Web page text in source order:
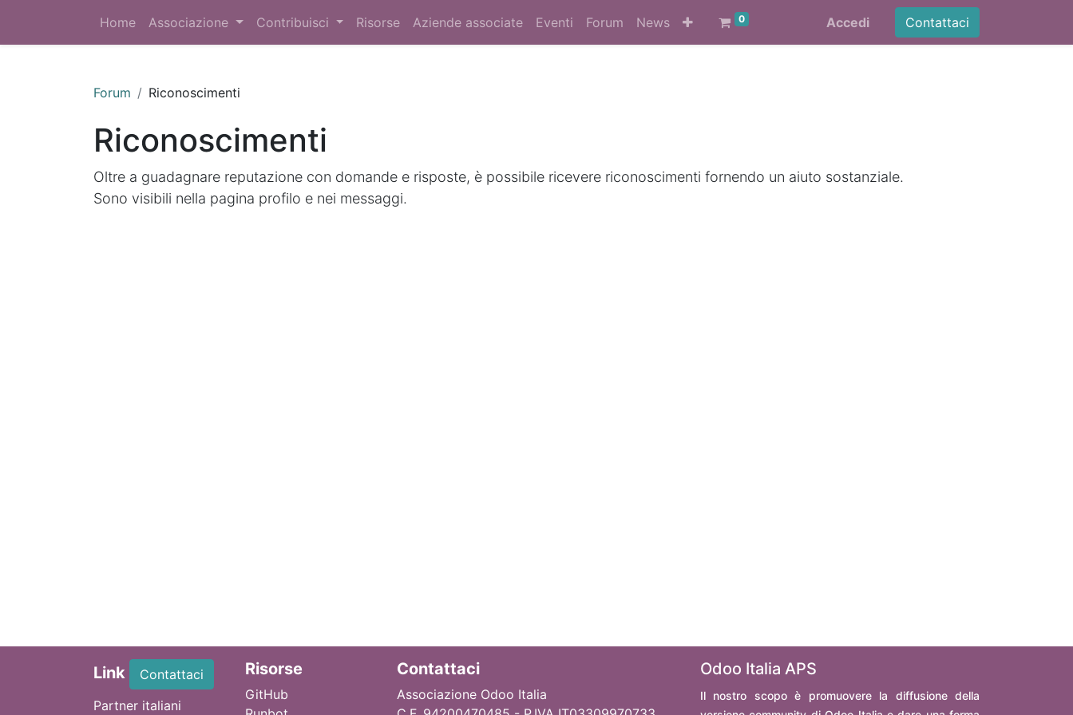
Home Associazione Contribuisci Risorse Aziende associate Eventi Forum News 0 Accedi Contattaci
Forum Riconoscimenti
Riconoscimenti
Oltre a guadagnare reputazione con domande e risposte, è possibile ricevere riconoscimenti fornendo un aiuto sostanziale.
Sono visibili nella pagina profilo e nei messaggi.
Link
Contattaci
Partner italiani
Risorse
GitHub
Contattaci
Associazione Odoo Italia
Odoo Italia APS
Il nostro scopo è promuovere la diffusione della